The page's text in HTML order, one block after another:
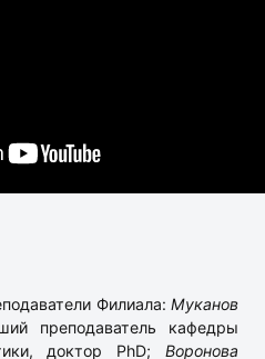
Филиала: Муканов
преподаватель кафедры
доктор PhD; Воронова